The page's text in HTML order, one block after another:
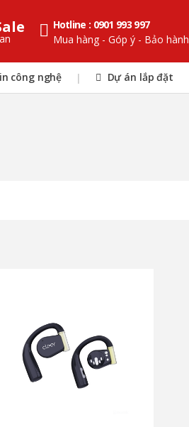
Hotline : 0901 993 997
Mua hàng - Góp ý - Bảo hành
công nghệ | Dự án lắp đặt